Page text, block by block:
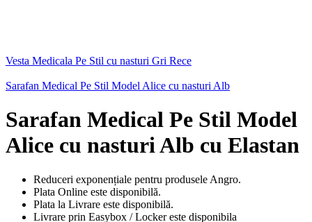
Vesta Medicala Pe Stil cu nasturi Gri Rece
Sarafan Medical Pe Stil Model Alice cu nasturi Alb
Sarafan Medical Pe Stil Model
Alice cu nasturi Alb cu Elastan
Reduceri exponențiale pentru produsele Angro.
Plata Online este disponibilă.
Plata la Livrare este disponibilă.
Livrare prin Easybox / Locker este disponibila